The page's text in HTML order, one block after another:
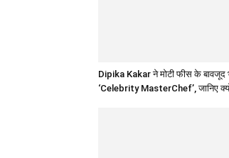
Dipika Kakar ने मोटी फीस के बावजूद
‘Celebrity MasterChef’, जानिए